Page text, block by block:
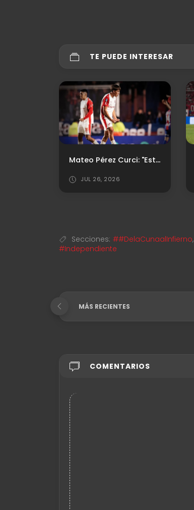
TE PUEDE INTERESAR
Mateo Pérez Curci: "Este Independiente está para pelear cosas importantes"
JUL 26, 2026
Secciones: ##DelaCunaalInfierno,
#Independiente
MÁS RECIENTES
COMENTARIOS